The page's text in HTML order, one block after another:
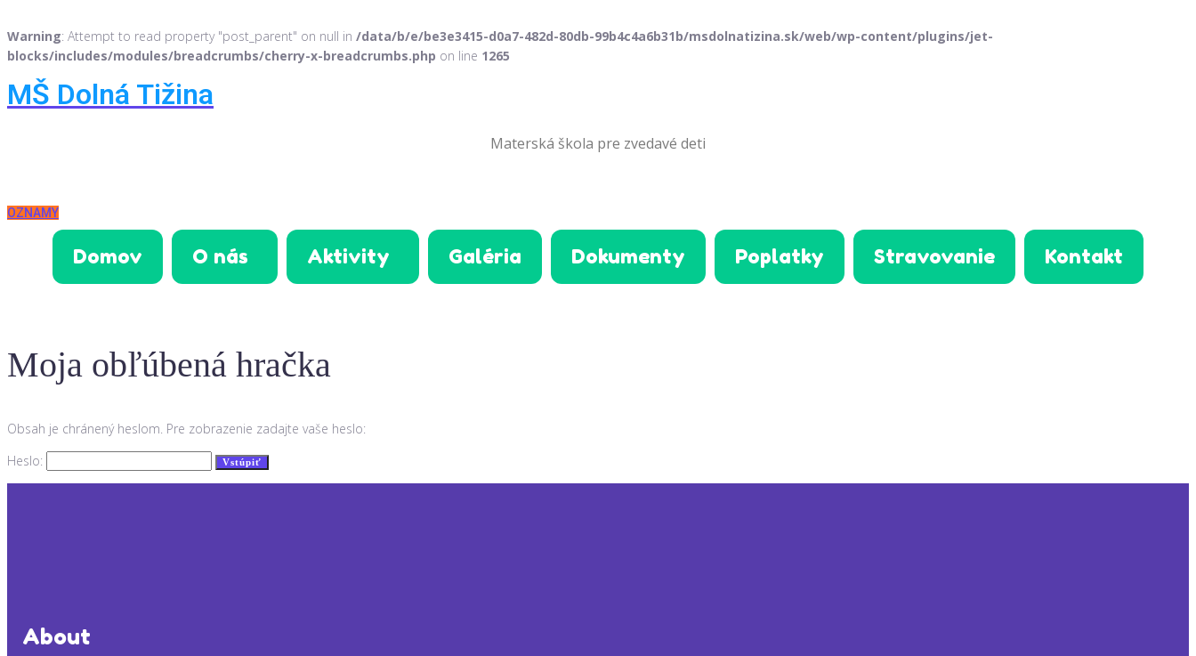
Warning: Attempt to read property "post_parent" on null in /data/b/e/be3e3415-d0a7-482d-80db-99b4c4a6b31b/msdolnatizina.sk/web/wp-content/plugins/jet-
blocks/includes/modules/breadcrumbs/cherry-x-breadcrumbs.php on line 1265
to
content
MŠ Dolná Tižina
Materská škola pre zvedavé deti
OZNAMY
Domov O nás Aktivity Galéria Dokumenty Poplatky Stravovanie Kontakt
Moja obľúbená hračka
Obsah je chránený heslom. Pre zobrazenie zadajte vaše heslo:
Heslo:
About